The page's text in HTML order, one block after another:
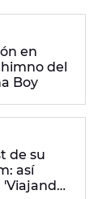
en
del
Boy
de su
así